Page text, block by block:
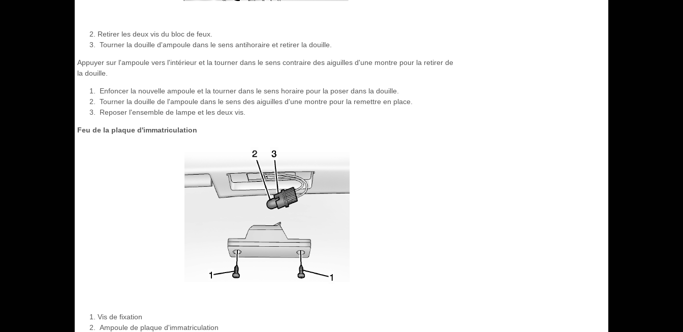
Retirer les deux vis du bloc de feux.
Tourner la douille d'ampoule dans le sens antihoraire et retirer la douille.
Appuyer sur l'ampoule vers l'intérieur et la tourner dans le sens contraire des aiguilles d'une montre pour la retirer de
la douille.
Enfoncer la nouvelle ampoule et la tourner dans le sens horaire pour la poser dans la douille.
Tourner la douille de l'ampoule dans le sens des aiguilles d'une montre pour la remettre en place.
Reposer l'ensemble de lampe et les deux vis.
Feu de la plaque d'immatriculation
Vis de fixation
Ampoule de plaque d'immatriculation